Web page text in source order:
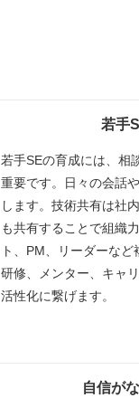
若手
若手SEの育成には、相
重要です。日々の会話
します。技術共有は社
も共有することで組織
ト、PM、リーダーな
研修、メンター、キャ
活性化に繋げます。
自信が